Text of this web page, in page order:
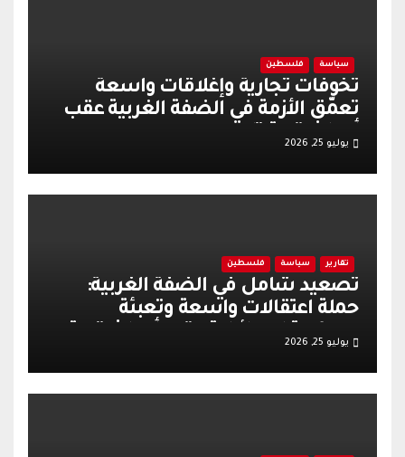
سياسة فلسطين
تخوفات تجارية وإغلاقات واسعة
تعمّق الأزمة في الضفة الغربية عقب
أحداث قرية تل
يوليو 25, 2026
تقارير سياسة فلسطين
تصعيد شامل في الضفة الغربية:
حملة اعتقالات واسعة وتعبئة
عسكرية إسرائيلية عقب أحداث قرية
يوليو 25, 2026